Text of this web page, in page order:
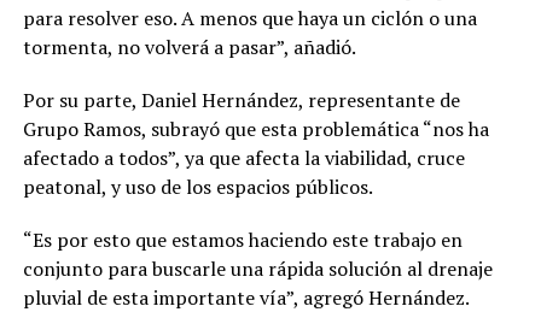
para resolver eso. A menos que haya un ciclón o una
tormenta, no volverá a pasar”, añadió.
Por su parte, Daniel Hernández, representante de
Grupo Ramos, subrayó que esta problemática “nos ha
afectado a todos”, ya que afecta la viabilidad, cruce
peatonal, y uso de los espacios públicos.
“Es por esto que estamos haciendo este trabajo en
conjunto para buscarle una rápida solución al drenaje
pluvial de esta importante vía”, agregó Hernández.